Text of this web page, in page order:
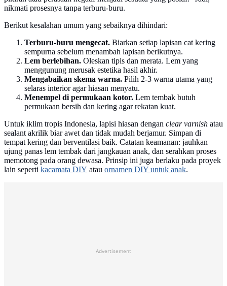
nikmati prosesnya tanpa terburu-buru.
Berikut kesalahan umum yang sebaiknya dihindari:
Terburu-buru mengecat. Biarkan setiap lapisan cat kering
sempurna sebelum menambah lapisan berikutnya.
Lem berlebihan. Oleskan tipis dan merata. Lem yang
menggunung merusak estetika hasil akhir.
Mengabaikan skema warna. Pilih 2-3 warna utama yang
selaras interior agar hiasan menyatu.
Menempel di permukaan kotor. Lem tembak butuh
permukaan bersih dan kering agar rekatan kuat.
Untuk iklim tropis Indonesia, lapisi hiasan dengan clear varnish atau
sealant akrilik biar awet dan tidak mudah berjamur. Simpan di
tempat kering dan berventilasi baik. Catatan keamanan: jauhkan
ujung panas lem tembak dari jangkauan anak, dan serahkan proses
memotong pada orang dewasa. Prinsip ini juga berlaku pada proyek
lain seperti kacamata DIY atau ornamen DIY untuk anak.
Advertisement